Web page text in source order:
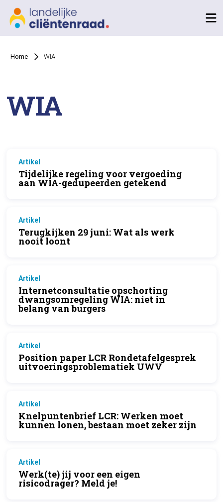
Home WIA
WIA
Artikel
Tijdelijke regeling voor vergoeding
aan WIA-gedupeerden getekend
Artikel
Terugkijken 29 juni: Wat als werk
nooit loont
Artikel
Internetconsultatie opschorting
dwangsomregeling WIA: niet in
belang van burgers
Artikel
Position paper LCR Rondetafelgesprek
uitvoeringsproblematiek UWV
Artikel
Knelpuntenbrief LCR: Werken moet
kunnen lonen, bestaan moet zeker zijn
Artikel
Werk(te) jij voor een eigen
risicodrager? Meld je!